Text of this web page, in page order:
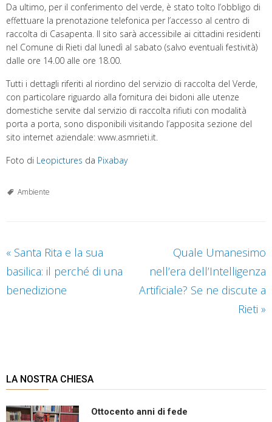
Da ultimo, per il conferimento del verde, è stato tolto l’obbligo di
effettuare la prenotazione telefonica per l’accesso al centro di
raccolta di Casapenta. Il sito sarà accessibile ai cittadini residenti
nel Comune di Rieti dal lunedì al sabato (salvo eventuali festività)
dalle ore 14.00 alle ore 18.00.
Tutti i dettagli riferiti al riordino del servizio di raccolta del Verde,
con particolare riguardo alla fornitura dei bidoni alle utenze
domestiche servite dal servizio di raccolta rifiuti con modalità
porta a porta, sono disponibili visitando l’apposita sezione del
sito internet aziendale: www.asmrieti.it.
Foto di Leopictures da Pixabay
Ambiente
« Santa Rita e la sua
basilica: il perché di una
benedizione
Quale Umanesimo
nell’era dell’Intelligenza
Artificiale? Se ne discute a
Rieti »
LA NOSTRA CHIESA
Ottocento anni di fede